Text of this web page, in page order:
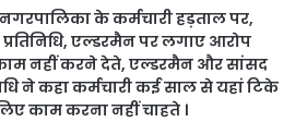
के कर्मचारी हड़ताल पर,
एल्डरमैन पर लगाए आरोप
नहीं करने देते, एल्डरमैन और सांसद
ने कहा कर्मचारी कई साल से यहां टिके
काम करना नहीं चाहते ।